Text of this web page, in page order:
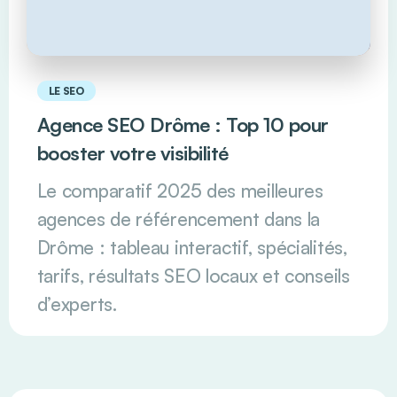
LE SEO
Agence SEO Drôme : Top 10 pour
booster votre visibilité
Le comparatif 2025 des meilleures
agences de référencement dans la
Drôme : tableau interactif, spécialités,
tarifs, résultats SEO locaux et conseils
d’experts.